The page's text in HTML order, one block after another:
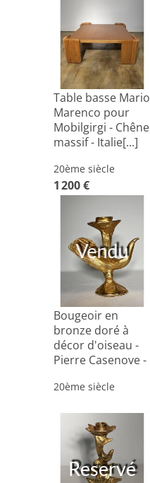
Table basse Mario
Marenco pour
Mobilgirgi - Chêne
massif - Italie[...]
20ème siècle
1 200 €
Vendu
Bougeoir en
bronze doré à
décor d'oiseau -
Pierre Casenove -
20ème siècle
Reservé